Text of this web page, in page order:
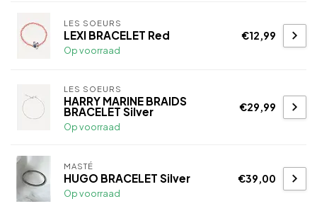
LES SOEURS
LEXI BRACELET Red
Op voorraad
€12,99
LES SOEURS
HARRY MARINE BRAIDS
BRACELET Silver
Op voorraad
€29,99
MASTÉ
HUGO BRACELET Silver
Op voorraad
€39,00